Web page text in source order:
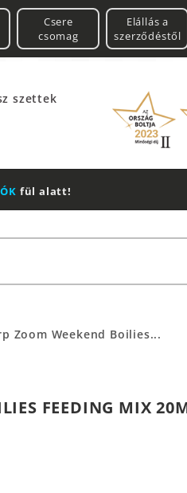
Csere
csomag
Elállás a
szerződéstől
szettek
Multitool
Zoom Weekend Boilies...
FEEDING MIX